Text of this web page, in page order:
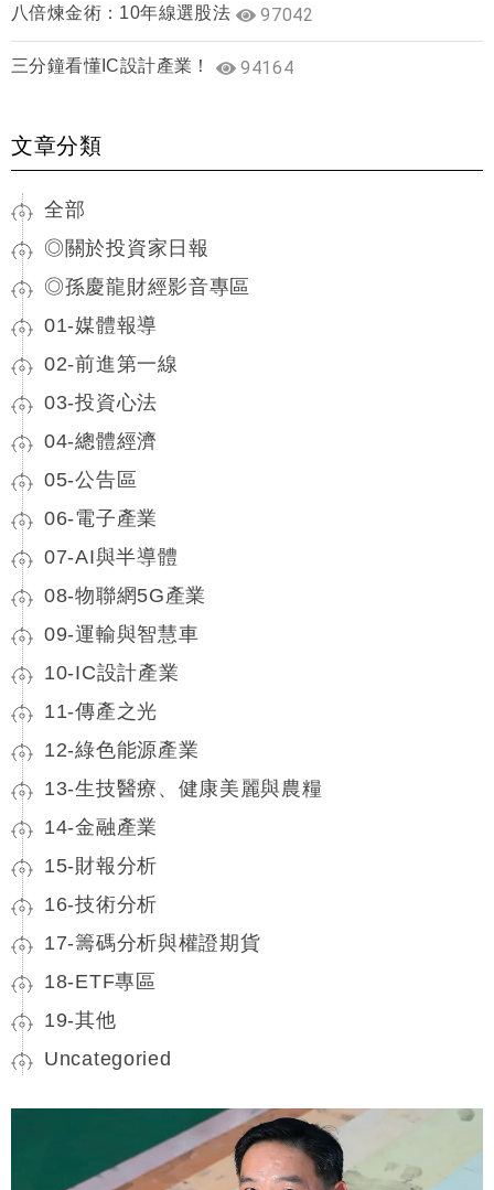
八倍煉金術：10年線選股法 97042
三分鐘看懂IC設計產業！ 94164
文章分類
全部
◎關於投資家日報
◎孫慶龍財經影音專區
01-媒體報導
02-前進第一線
03-投資心法
04-總體經濟
05-公告區
06-電子產業
07-AI與半導體
08-物聯網5G產業
09-運輸與智慧車
10-IC設計產業
11-傳產之光
12-綠色能源產業
13-生技醫療、健康美麗與農糧
14-金融產業
15-財報分析
16-技術分析
17-籌碼分析與權證期貨
18-ETF專區
19-其他
Uncategoried